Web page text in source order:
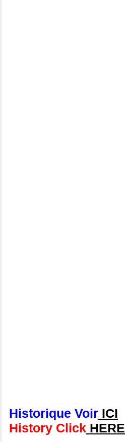
Historique Voir ICI
History Click HERE